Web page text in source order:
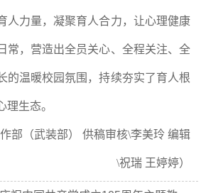
人力量，凝聚育人合力，让心理健康
常，营造出全员关心、全程关注、全
的温暖校园氛围，持续夯实了育人根
生态。
作部（武装部） 供稿审核\李美玲 编辑
\祝瑞 王婷婷）